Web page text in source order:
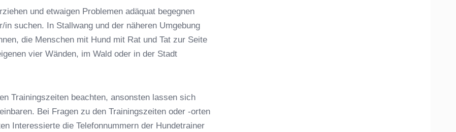
zur Beschäftigung
in Stallwang
und etwaigen Problemen adäquat begegnen
suchen. In Stallwang und der näheren Umgebung
die Menschen mit Hund mit Rat und Tat zur Seite
vier Wänden, im Wald oder in der Stadt
Trainingszeiten beachten, ansonsten lassen sich
Bei Fragen zu den Trainingszeiten oder -orten
Interessierte die Telefonnummern der Hundetrainer